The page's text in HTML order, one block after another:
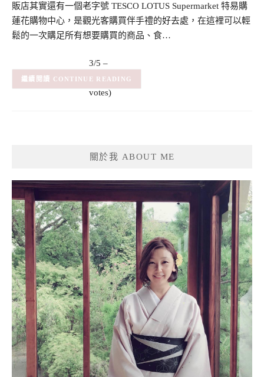
販店其實還有一個老字號 TESCO LOTUS Supermarket 特易購
蓮花購物中心，是觀光客購買伴手禮的好去處，在這裡可以輕
鬆的一次購足所有想要購買的商品、食…
3/5 –
(2
votes)
(2) CONTINUE READING
關於我 ABOUT ME